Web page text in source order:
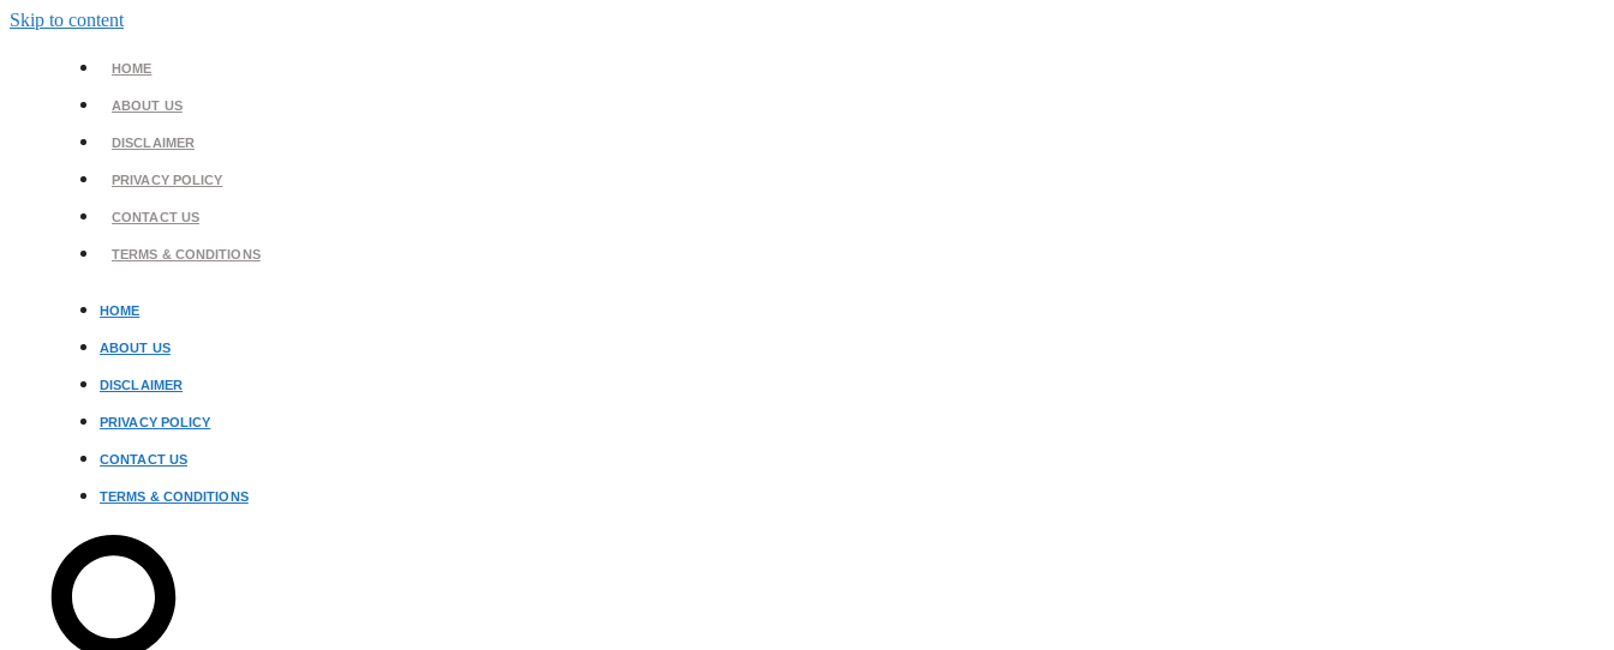
Skip to content
HOME
ABOUT US
DISCLAIMER
PRIVACY POLICY
CONTACT US
TERMS & CONDITIONS
HOME
ABOUT US
DISCLAIMER
PRIVACY POLICY
CONTACT US
TERMS & CONDITIONS